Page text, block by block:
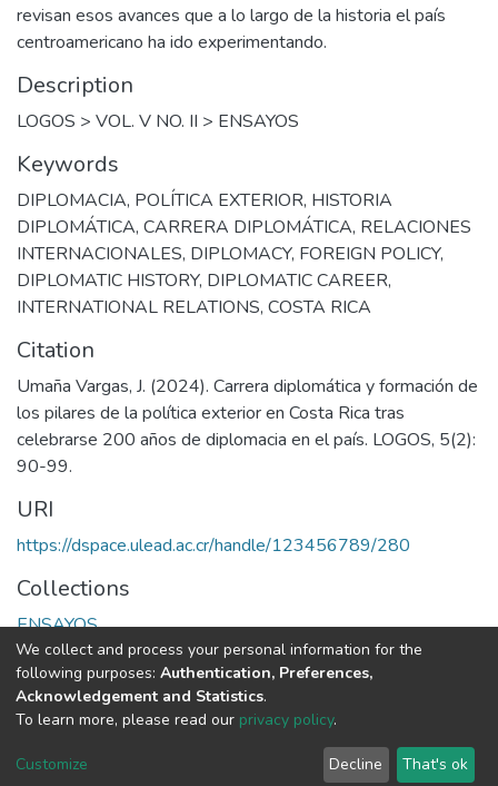
revisan esos avances que a lo largo de la historia el país
centroamericano ha ido experimentando.
Description
LOGOS > VOL. V NO. II > ENSAYOS
Keywords
DIPLOMACIA, POLÍTICA EXTERIOR, HISTORIA
DIPLOMÁTICA, CARRERA DIPLOMÁTICA, RELACIONES
INTERNACIONALES, DIPLOMACY, FOREIGN POLICY,
DIPLOMATIC HISTORY, DIPLOMATIC CAREER,
INTERNATIONAL RELATIONS, COSTA RICA
Citation
Umaña Vargas, J. (2024). Carrera diplomática y formación de
los pilares de la política exterior en Costa Rica tras
celebrarse 200 años de diplomacia en el país. LOGOS, 5(2):
90-99.
URI
https://dspace.ulead.ac.cr/handle/123456789/280
Collections
ENSAYOS
Full item page
DSpace software copyright © 2002-2026
Cookie
End User
Send
We collect and process your personal information for the
following purposes: Authentication, Preferences,
Acknowledgement and Statistics.
To learn more, please read our privacy policy.
Customize Decline That's ok